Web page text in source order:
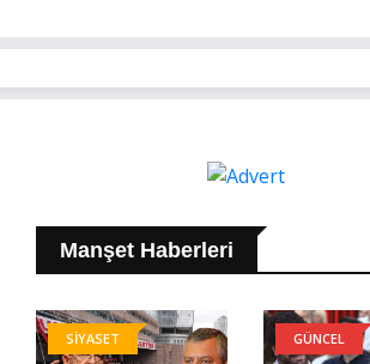
Manşet Haberleri
SİYASET GÜNCEL